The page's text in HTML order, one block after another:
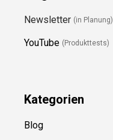
Newsletter (in Planung)
YouTube (Produkttests)
Kategorien
Blog